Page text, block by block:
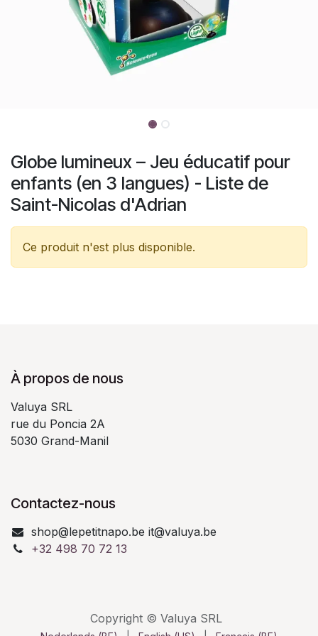
Globe lumineux – Jeu éducatif pour
enfants (en 3 langues) - Liste de
Saint-Nicolas d'Adrian
Ce produit n'est plus disponible.
À propos de nous
Valuya SRL
rue du Poncia 2A
5030 Grand-Manil
Contactez-nous
shop@lepetitnapo.be it@valuya.be
+32 498 70 72 13
Copyright © Valuya SRL